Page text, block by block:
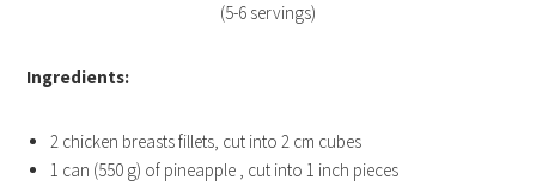
(5-6 servings)
Ingredients:
2 chicken breasts fillets, cut into 2 cm cubes
1 can (550 g) of pineapple , cut into 1 inch pieces